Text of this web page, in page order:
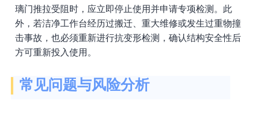
璃门推拉受阻时，应立即停止使用并申请专项检测。此
外，若洁净工作台经历过搬迁、重大维修或发生过重物撞
击事故，也必须重新进行抗变形检测，确认结构安全性后
方可重新投入使用。
常见问题与风险分析